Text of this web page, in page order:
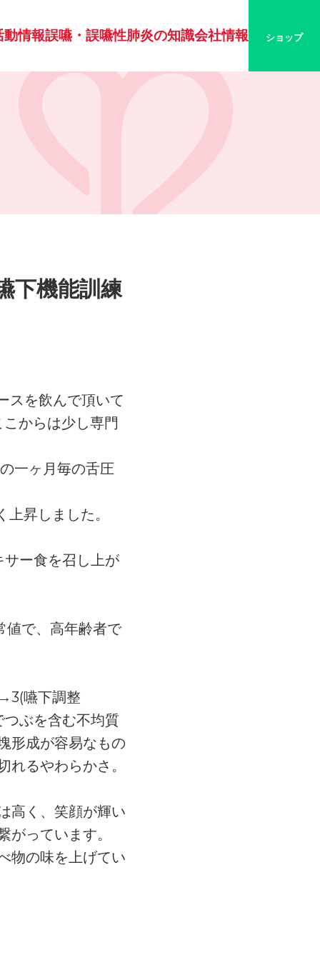
動情報誤嚥・誤嚥性肺炎の知識会社情報 ショップ
下機能訓練
スを飲んで頂いて
からは少し専門
一ヶ月毎の舌圧
昇しました。
ー食を召し上が
値で、高年齢者で
嚥下調整
ぶを含む不均質
形成が容易なもの
るやわらかさ。
高く、笑顔が輝い
っています。
物の味を上げてい